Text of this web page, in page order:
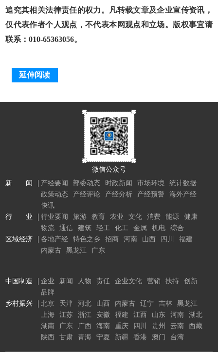
追究其相关法律责任的权力。凡转载文章及企业宣传资讯，
仅代表作者个人观点，不代表本网观点和立场。版权事宜请
联系：010-65363056。
延伸阅读
微信公众号
新 闻
产经要闻 部委动态 时政新闻 市场环境
统计数据
政策动态
产经评论 产经分析 产经预警
海外产经
快讯
行 业
行业要闻 旅游 教育 农业 文化 消费 能源
健康
物流
通信 建筑 轻工 化工 金属 机电
综合
区域经济
各地产经 特色之乡 招商 河南 山西 四川
福建
内蒙古
黑龙江 广东
中国制造 企业 新闻 人物 责任 企业文化 营销 扶持
创新
品牌
乡村振兴
北京 天津 河北 山西 内蒙古 辽宁 吉林
黑龙江
上海
江苏 浙江 安徽 福建 江西 山东 河南
湖北
湖南
广东 广西 海南 重庆 四川 贵州 云南
西藏
陕西
甘肃 青海 宁夏 新疆 香港 澳门 台湾